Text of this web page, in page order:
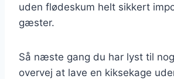
uden flødeskum helt sikkert
gæster.
Så næste gang du har lyst til
overvej at lave en kiksekage